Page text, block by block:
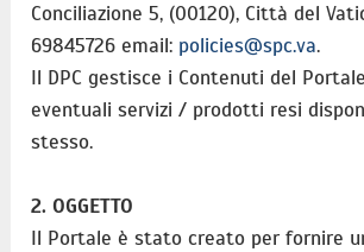
Conciliazione 5, (00120), Città del
69845726 email: policies@spc.va.
Il DPC gestisce i Contenuti del
eventuali servizi / prodotti resi
stesso.
2. OGGETTO
Il Portale è stato creato per fornire